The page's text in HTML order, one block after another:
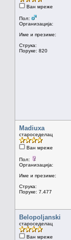
Ван мреже
Пол:
Организација:
Име и презиме:
Струка:
Поруке: 820
Madiuxa
староседелац
Ван мреже
Пол:
Организација:
Име и презиме:
Струка:
Поруке: 7.477
Belopoljanski
староседелац
Ван мреже